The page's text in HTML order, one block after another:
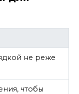
не реже
чтобы